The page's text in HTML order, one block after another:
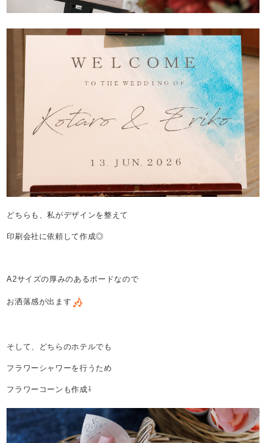
どちらも、私がデザインを整えて
印刷会社に依頼して作成◎
A2サイズの厚みのあるボードなので
お洒落感が出ます
そして、どちらのホテルでも
フラワーシャワーを行うため
フラワーコーンも作成⇩